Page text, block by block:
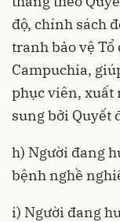
độ, chính sách
tranh bảo vệ
Campuchia,
phục viên, xuất
sung bởi Quyết
h) Người đang
bệnh nghề
i) Người đang